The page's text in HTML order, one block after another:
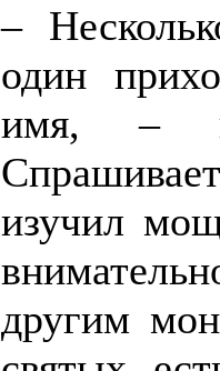
–
один
имя, –
изучил
другим